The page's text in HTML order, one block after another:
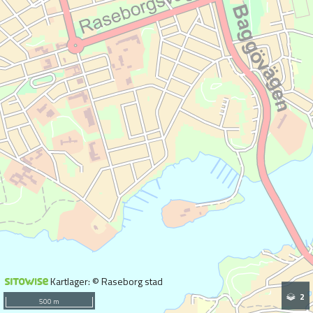
Kartlager: © Raseborg stad
500 m 2